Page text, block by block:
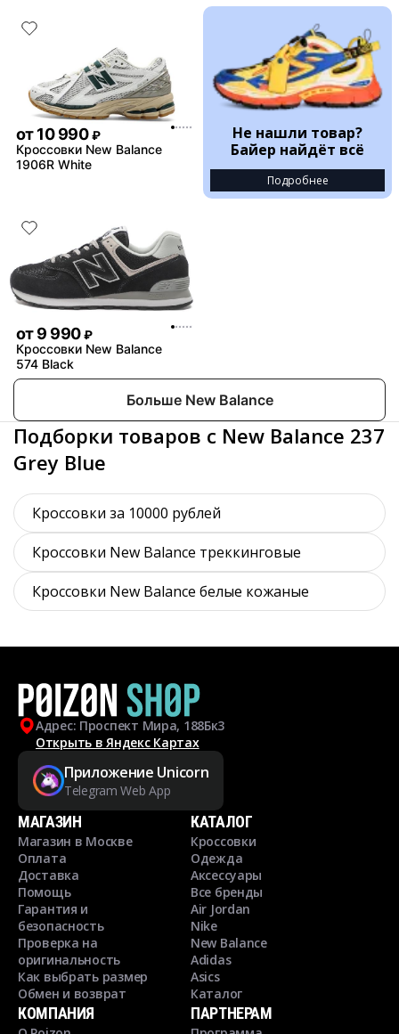
от10 990 ₽
Кроссовки New Balance
1906R White
Не нашли товар?
Байер найдёт всё
Подробнее
от9 990 ₽
Кроссовки New Balance
574 Black
Больше New Balance
Подборки товаров с New Balance 237
Grey Blue
Кроссовки за 10000 рублей
Кроссовки New Balance треккинговые
Кроссовки New Balance белые кожаные
Адрес: Проспект Мира, 188Бк3
Открыть в Яндекс Картах
Приложение Unicorn
Telegram Web App
МАГАЗИН
Магазин в Москве
Оплата
Доставка
Помощь
Гарантия и
безопасность
Проверка на
оригинальность
Как выбрать размер
Обмен и возврат
КАТАЛОГ
Кроссовки
Одежда
Аксессуары
Все бренды
Air Jordan
Nike
New Balance
Adidas
Asics
Каталог
КОМПАНИЯ ПАРТНЕРАМ